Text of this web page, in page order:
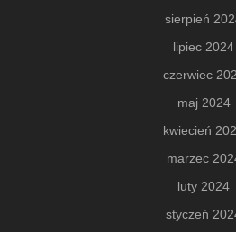
sierpień
lipiec 2024
czerwiec
maj 2024
kwiecień
marzec
luty 2024
styczeń